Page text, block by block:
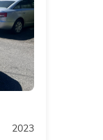
2023